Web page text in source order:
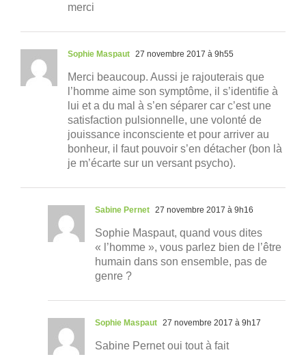
merci
Sophie Maspaut 27 novembre 2017 à 9h55
Merci beaucoup. Aussi je rajouterais que
l’homme aime son symptôme, il s’identifie à
lui et a du mal à s’en séparer car c’est une
satisfaction pulsionnelle, une volonté de
jouissance inconsciente et pour arriver au
bonheur, il faut pouvoir s’en détacher (bon là
je m’écarte sur un versant psycho).
Sabine Pernet 27 novembre 2017 à 9h16
Sophie Maspaut, quand vous dites
« l’homme », vous parlez bien de l’être
humain dans son ensemble, pas de
genre ?
Sophie Maspaut 27 novembre 2017 à 9h17
Sabine Pernet oui tout à fait